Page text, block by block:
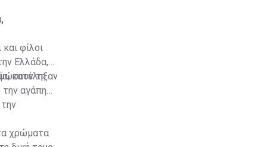
φίλοι
Ελλάδα,
κατέληξαν
τη
αγάπη
χρώματα